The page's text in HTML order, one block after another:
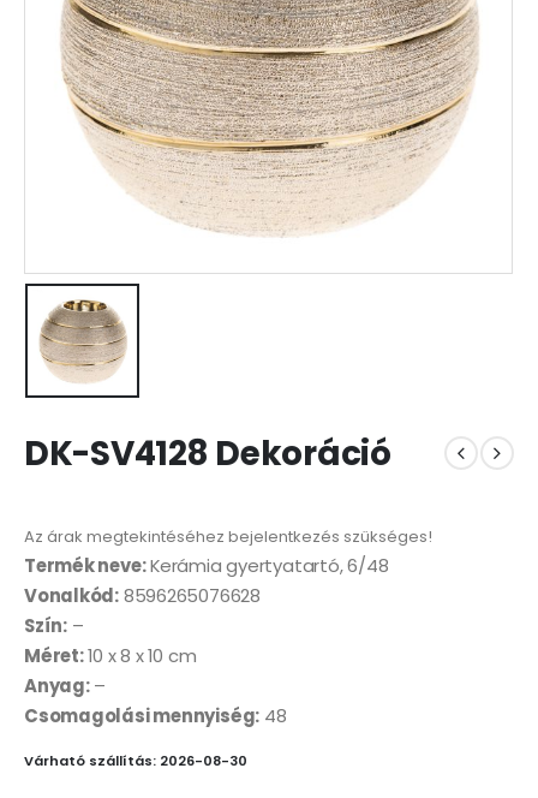
DK-SV4128 Dekoráció
Az árak megtekintéséhez bejelentkezés szükséges!
Termék neve:Kerámia gyertyatartó, 6/48
Vonalkód:8596265076628
Szín:–
Méret:10 x 8 x 10 cm
Anyag:–
Csomagolási mennyiség: 48
Várható szállítás: 2026-08-30